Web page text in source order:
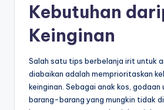
Kebutuhan
Keinginan
Salah satu tips berbelanja irit untuk
diabaikan adalah memprioritaskan
keinginan. Sebagai anak kos, godaan
barang-barang yang mungkin tidak